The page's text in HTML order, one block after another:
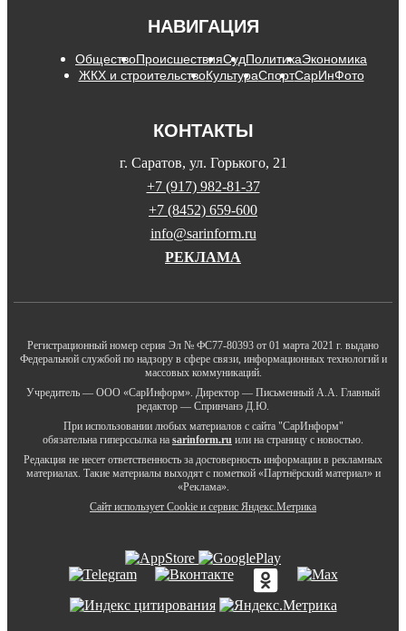
НАВИГАЦИЯ
ОбществоПроисшествияСудПолитикаЭкономика
ЖКХ и строительствоКультураСпортСарИнФото
КОНТАКТЫ
г. Саратов, ул. Горького, 21
+7 (917) 982-81-37
+7 (8452) 659-600
info@sarinform.ru
РЕКЛАМА
Регистрационный номер серия Эл № ФС77-80393 от 01 марта 2021 г. выдано
Федеральной службой по надзору в сфере связи, информационных технологий и
массовых коммуникаций.
Учредитель — ООО «СарИнформ». Директор — Письменный А.А. Главный
редактор — Спринчанэ Д.Ю.
При использовании любых материалов с сайта "СарИнформ"
обязательна гиперссылка на sarinform.ru или на страницу с новостью.
Редакция не несет ответственность за достоверность информации в рекламных
материалах. Такие материалы выходят с пометкой «Партнёрский материал» и
«Реклама».
Сайт использует Cookie и сервиc Яндекс.Метрика